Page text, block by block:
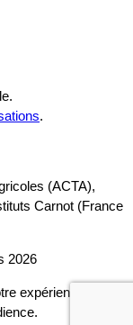
.
(ACTA),
Carnot (France
2026
expérience